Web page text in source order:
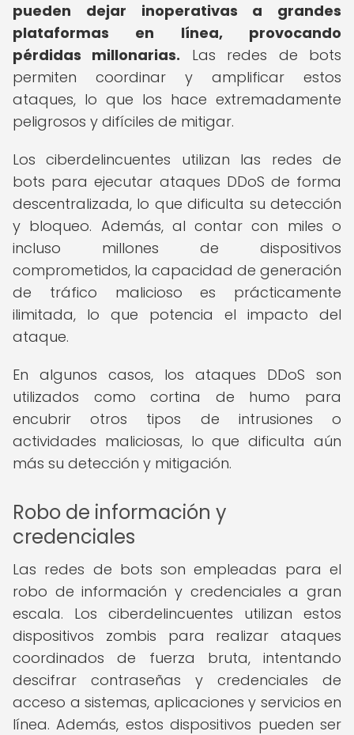
pueden dejar inoperativas a grandes
plataformas en línea, provocando
pérdidas millonarias. Las redes de bots
permiten coordinar y amplificar estos
ataques, lo que los hace extremadamente
peligrosos y difíciles de mitigar.
Los ciberdelincuentes utilizan las redes de
bots para ejecutar ataques DDoS de forma
descentralizada, lo que dificulta su detección
y bloqueo. Además, al contar con miles o
incluso millones de dispositivos
comprometidos, la capacidad de generación
de tráfico malicioso es prácticamente
ilimitada, lo que potencia el impacto del
ataque.
En algunos casos, los ataques DDoS son
utilizados como cortina de humo para
encubrir otros tipos de intrusiones o
actividades maliciosas, lo que dificulta aún
más su detección y mitigación.
Robo de información y
credenciales
Las redes de bots son empleadas para el
robo de información y credenciales a gran
escala. Los ciberdelincuentes utilizan estos
dispositivos zombis para realizar ataques
coordinados de fuerza bruta, intentando
descifrar contraseñas y credenciales de
acceso a sistemas, aplicaciones y servicios en
línea. Además, estos dispositivos pueden ser